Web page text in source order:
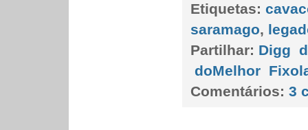
Etiquetas:
saramago,
Partilhar: Digg
doMelhor
Comentários: 3